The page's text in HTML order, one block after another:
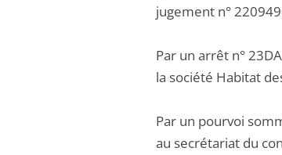
jugement n°
Par un arrêt n°
la société Habitat
Par un pourvoi
au secrétariat du